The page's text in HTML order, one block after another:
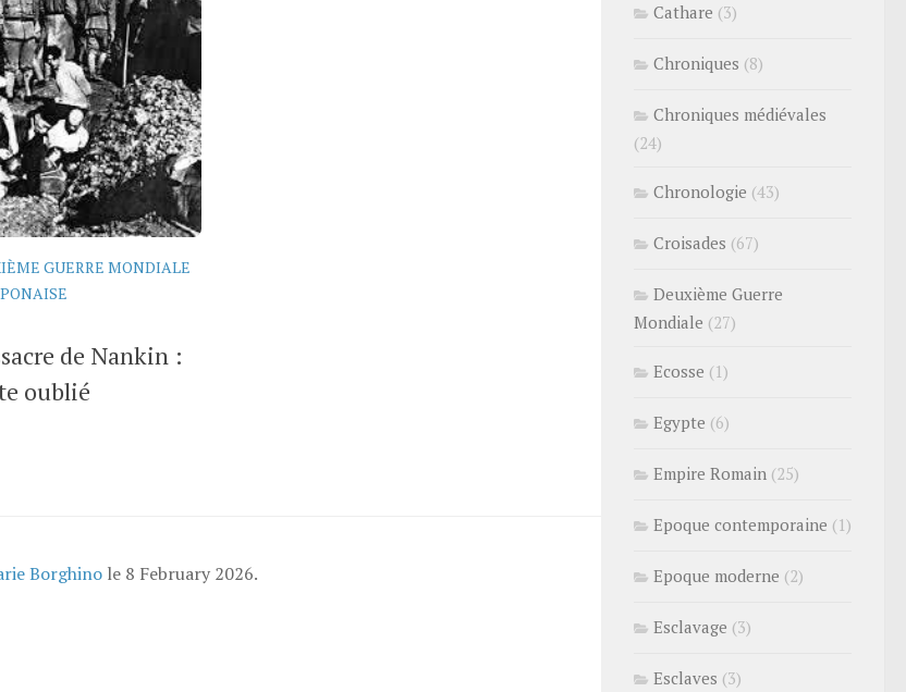
GUERRE MONDIALE
de Nankin :
oublié
Borghino le 8 February 2026.
Cathare (3)
Chroniques (8)
Chroniques médiévales
(24)
Chronologie (43)
Croisades (67)
Deuxième Guerre
Mondiale (27)
Ecosse (1)
Egypte (6)
Empire Romain (25)
Epoque contemporaine (1)
Epoque moderne (2)
Esclavage (3)
Esclaves (3)